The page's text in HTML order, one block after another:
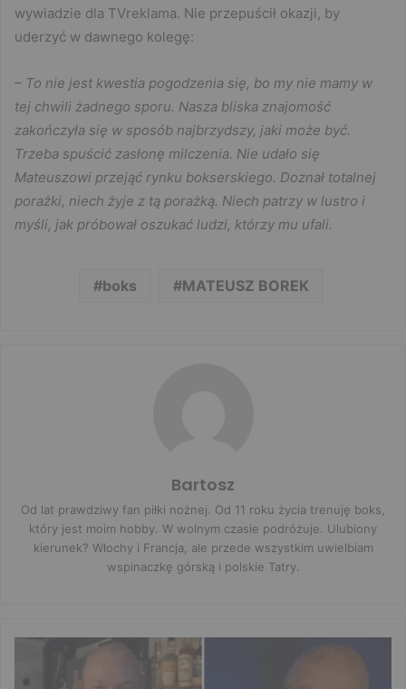
wywiadzie dla TVreklama. Nie przepuścił okazji, by
uderzyć w dawnego kolegę:
– To nie jest kwestia pogodzenia się, bo my nie mamy w
tej chwili żadnego sporu. Nasza bliska znajomość
zakończyła się w sposób najbrzydszy, jaki może być.
Trzeba spuścić zasłonę milczenia. Nie udało się
Mateuszowi przejąć rynku bokserskiego. Doznał totalnej
porażki, niech żyje z tą porażką. Niech patrzy w lustro i
myśli, jak próbował oszukać ludzi, którzy mu ufali.
boks MATEUSZ BOREK
Bartosz
Od lat prawdziwy fan piłki nożnej. Od 11 roku życia trenuję boks,
który jest moim hobby. W wolnym czasie podróżuje. Ulubiony
kierunek? Włochy i Francja, ale przede wszystkim uwielbiam
wspinaczkę górską i polskie Tatry.